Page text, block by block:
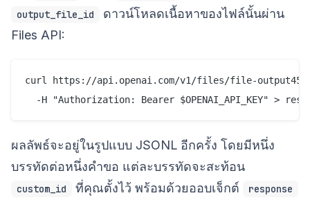
output_file_id
ดาวน์โหลดเนื้อหาของไฟล์นั้นผ่าน
Files API:
curl https://api.openai.com/v1/files/file-
ผลลัพธ์จะอยู่ในรูปแบบ JSONL อีกครั้ง โดยมีหนึ่ง
บรรทัดต่อหนึ่งคำขอ แต่ละบรรทัดจะสะท้อน
custom_id ที่คุณตั้งไว้ พร้อมด้วยออบเจ็กต์ response